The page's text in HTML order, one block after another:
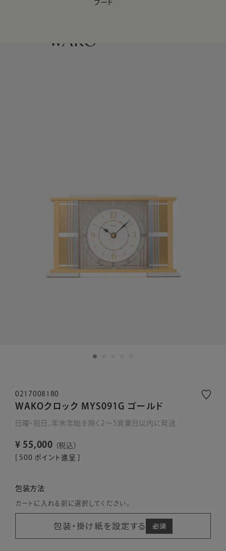
【会員様限定】夏のプレゼントキャンペーン開催中
フード
0217008180
WAKOクロック MYS091G ゴールド
日曜・祝日、年末年始を除く2～5営業日以内に発送
¥ 55,000
税込
500 ポイント進呈 ]
包装方法
カートに入れる前に選択してください。
包装・掛け紙を設定する